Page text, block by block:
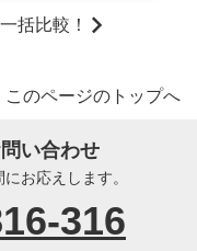
括比較！
このページのトップへ
い合わせ
お応えします。
316